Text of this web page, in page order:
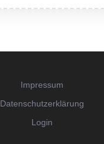
Impressum
Datenschutzerklärung
Login